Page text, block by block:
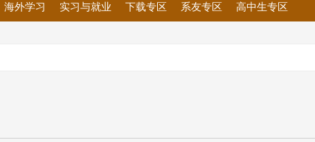
海外学习 实习与就业 下载专区 系友专区 高中生专区